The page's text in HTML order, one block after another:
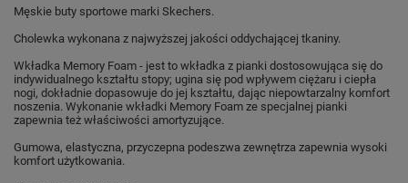
Męskie buty sportowe marki Skechers.
Cholewka wykonana z najwyższej jakości oddychającej tkaniny.
Wkładka Memory Foam - jest to wkładka z pianki dostosowująca się do
indywidualnego kształtu stopy; ugina się pod wpływem ciężaru i ciepła
nogi, dokładnie dopasowuje do jej kształtu, dając niepowtarzalny komfort
noszenia. Wykonanie wkładki Memory Foam ze specjalnej pianki
zapewnia też właściwości amortyzujące.
Gumowa, elastyczna, przyczepna podeszwa zewnętrza zapewnia wysoki
komfort użytkowania.